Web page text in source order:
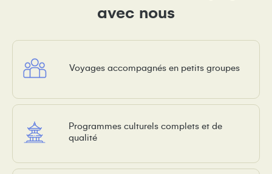
avec nous
Voyages accompagnés en petits groupes
Programmes culturels complets et de
qualité